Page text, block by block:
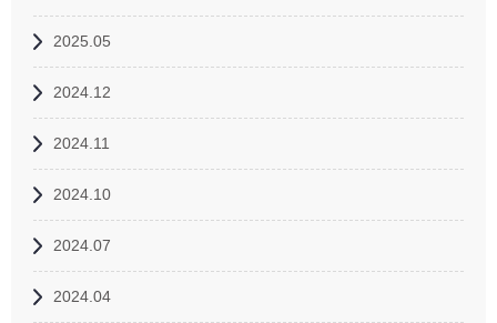
2025.05
2024.12
2024.11
2024.10
2024.07
2024.04